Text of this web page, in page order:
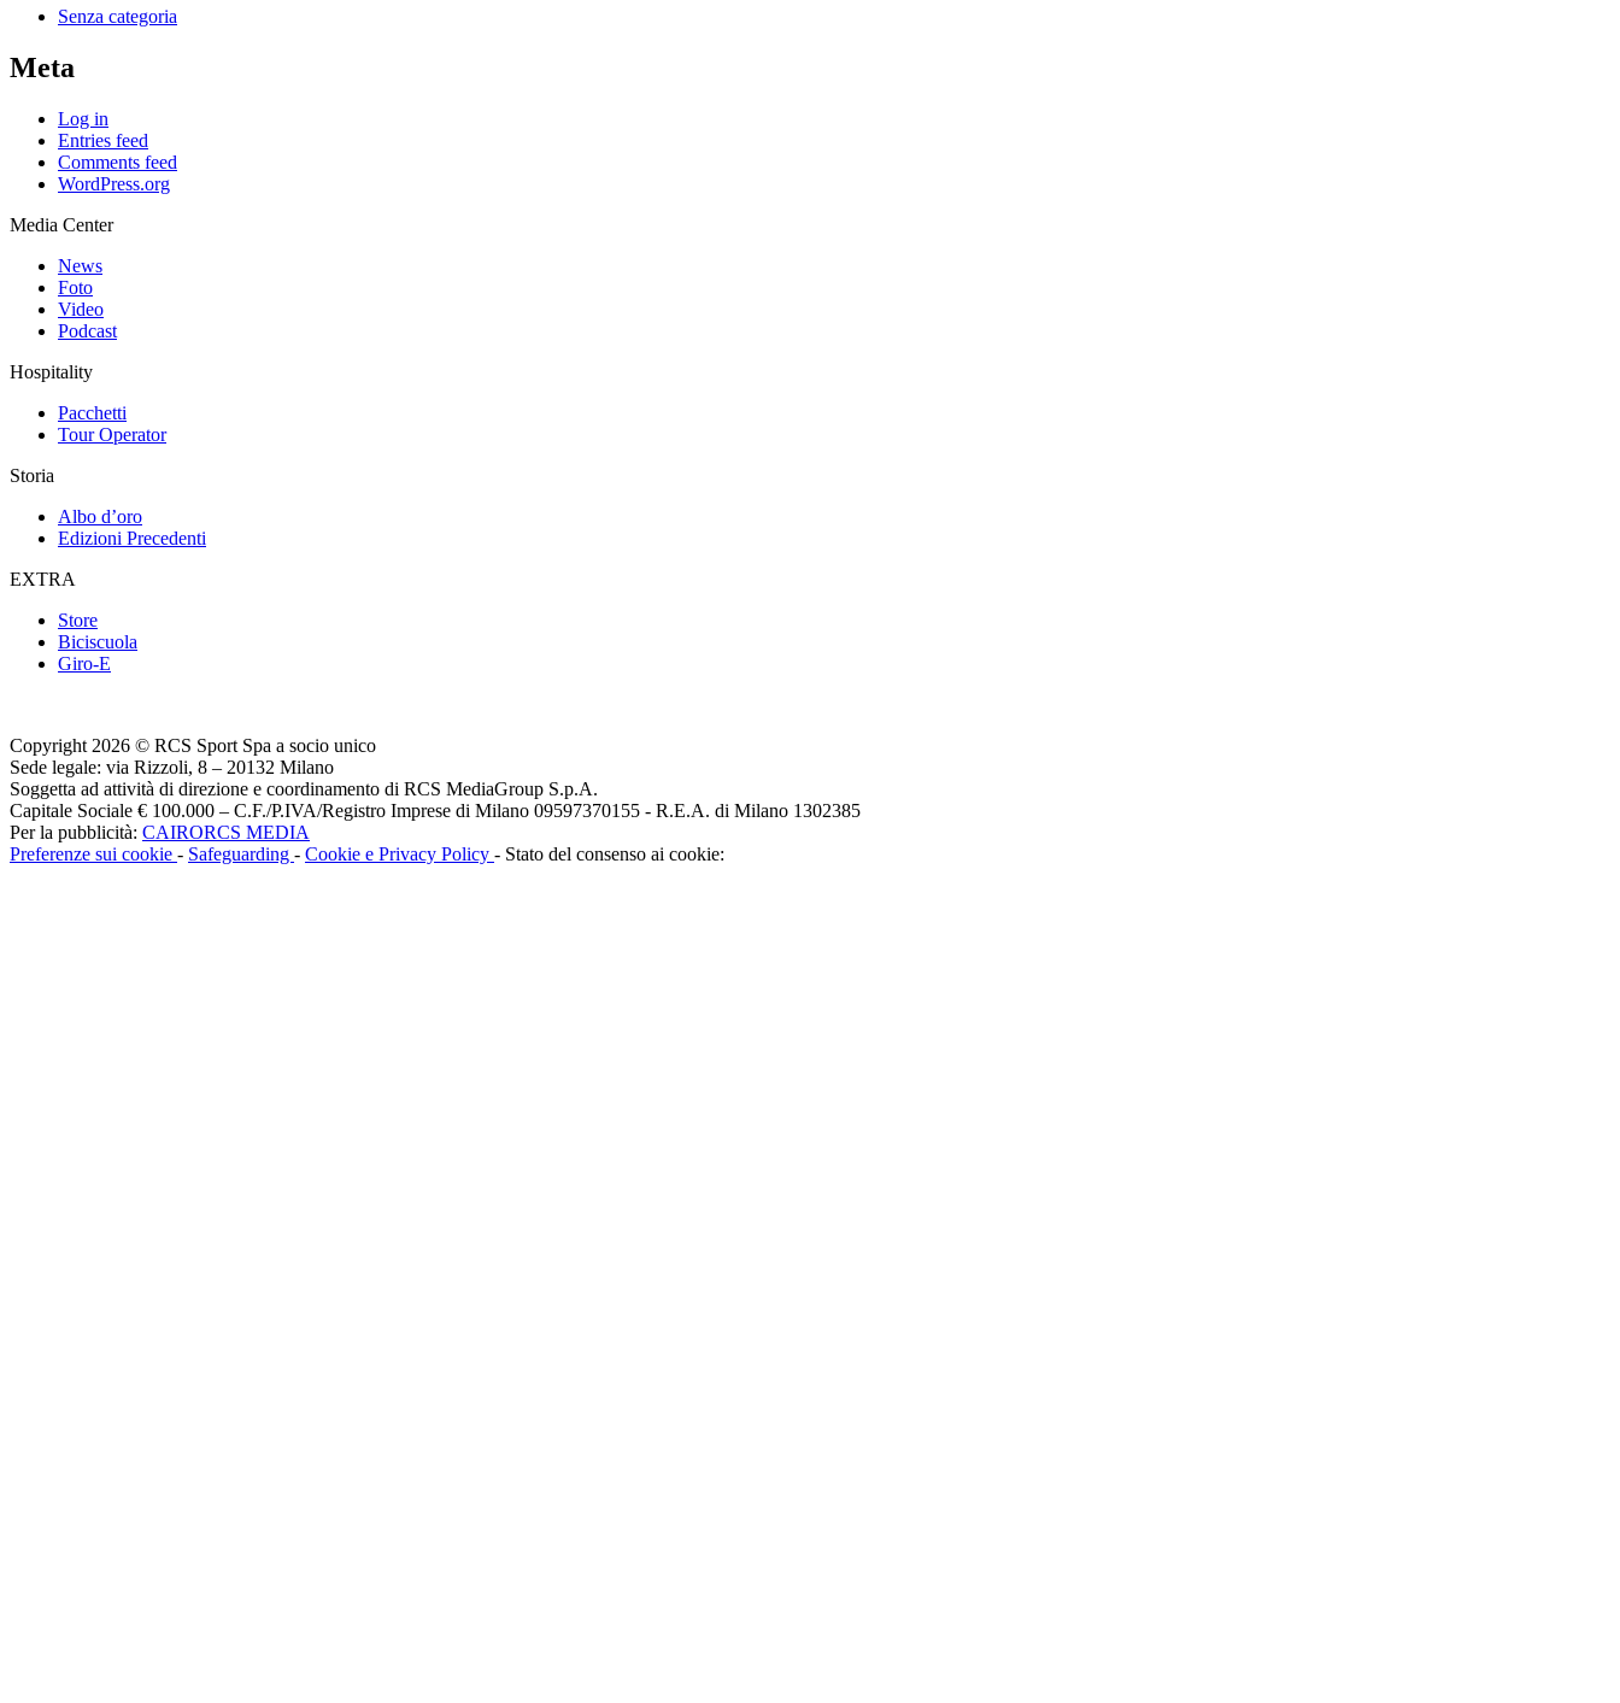
Senza categoria
Meta
Log in
Entries feed
Comments feed
WordPress.org
Media Center
News
Foto
Video
Podcast
Hospitality
Pacchetti
Tour Operator
Storia
Albo d’oro
Edizioni Precedenti
EXTRA
Store
Biciscuola
Giro-E
Copyright 2026 © RCS Sport Spa a socio unico
Sede legale: via Rizzoli, 8 – 20132 Milano
Soggetta ad attività di direzione e coordinamento di RCS MediaGroup S.p.A.
Capitale Sociale € 100.000 – C.F./P.IVA/Registro Imprese di Milano 09597370155 - R.E.A. di Milano 1302385
Per la pubblicità: CAIRORCS MEDIA
Preferenze sui cookie - Safeguarding - Cookie e Privacy Policy - Stato del consenso ai cookie: